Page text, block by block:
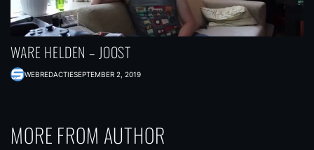
WARE HELDEN – JOOST
WEBREDACTIESEPTEMBER 2, 2019
MORE FROM AUTHOR